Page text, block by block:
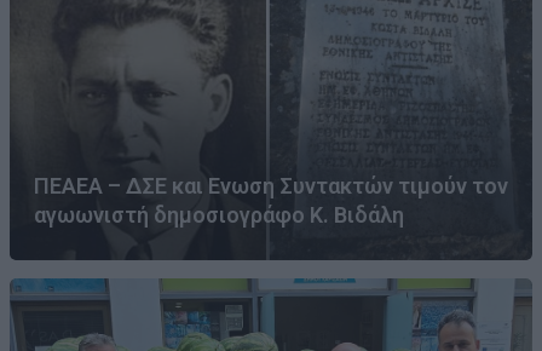
ΠΕΑΕΑ – ΔΣΕ και Ενωση Συντακτών τιμούν τον
αγωωνιστή δημοσιογράφο Κ. Βιδάλη